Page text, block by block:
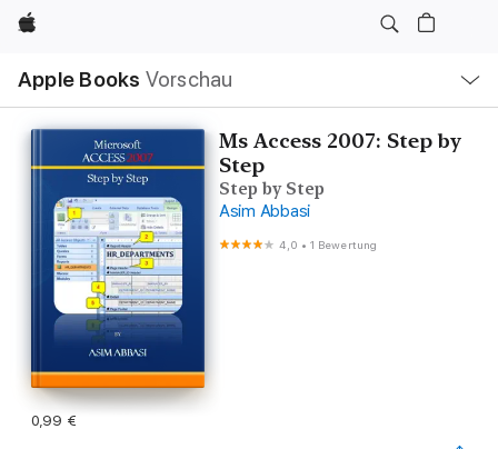
Apple
Apple Books Vorschau
Navigation
Menü
öffnen
Ms Access 2007: Step by
Step
Step by Step
Asim Abbasi
4,0 •1 Bewertung
0,99 €